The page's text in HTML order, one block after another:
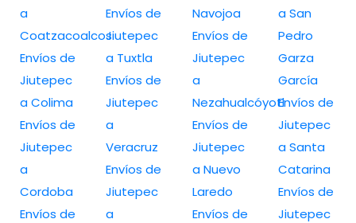
a
Coatzacoalcos
Envíos de
Jiutepec
a Colima
Envíos de
Jiutepec
a
Cordoba
Envíos de
Envíos de
Jiutepec
a Tuxtla
Envíos de
Jiutepec
a
Veracruz
Envíos de
Jiutepec
a
Navojoa
Envíos de
Jiutepec
a
Nezahualcóyotl
Envíos de
Jiutepec
a Nuevo
Laredo
Envíos de
a San
Pedro
Garza
García
Envíos de
Jiutepec
a Santa
Catarina
Envíos de
Jiutepec